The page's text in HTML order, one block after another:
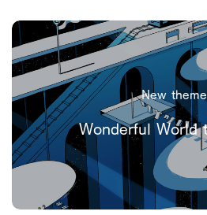
New
Wonderful World